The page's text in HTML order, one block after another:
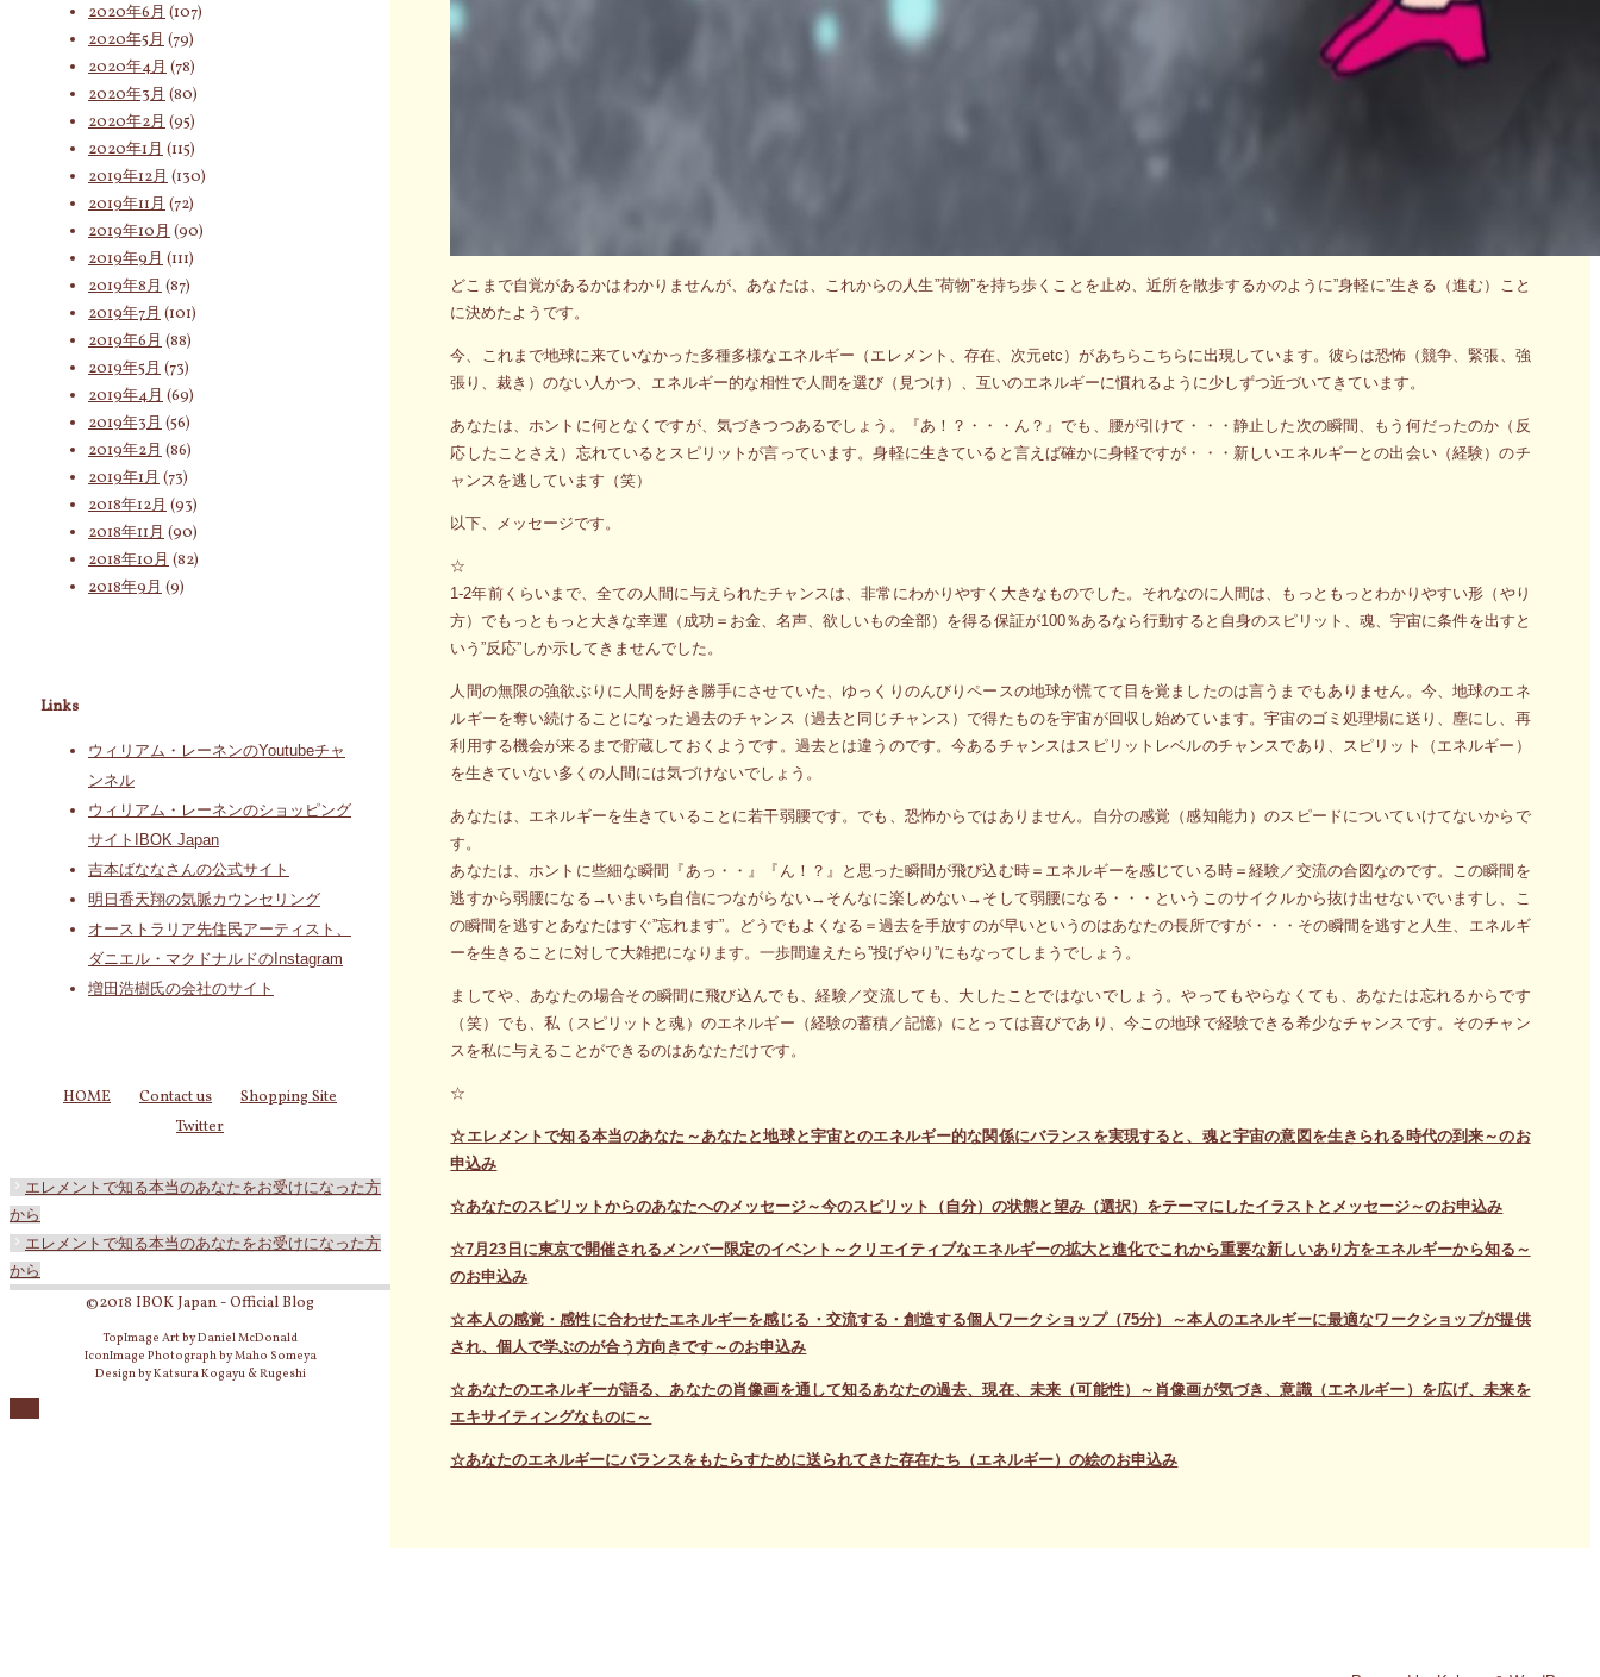
どこまで自覚があるかはわかりませんが、あなたは、これからの人生”荷物”を持ち歩くことを止め、近所を散歩するかのように”身軽に”生きる（進む）こと
に決めたようです。
今、これまで地球に来ていなかった多種多様なエネルギー（エレメント、存在、次元etc）があちらこちらに出現しています。彼らは恐怖（競争、緊張、強
張り、裁き）のない人かつ、エネルギー的な相性で人間を選び（見つけ）、互いのエネルギーに慣れるように少しずつ近づいてきています。
あなたは、ホントに何となくですが、気づきつつあるでしょう。『あ！？・・・ん？』でも、腰が引けて・・・静止した次の瞬間、もう何だったのか（反
応したことさえ）忘れているとスピリットが言っています。身軽に生きていると言えば確かに身軽ですが・・・新しいエネルギーとの出会い（経験）のチ
ャンスを逃しています（笑）
以下、メッセージです。
☆
1-2年前くらいまで、全ての人間に与えられたチャンスは、非常にわかりやすく大きなものでした。それなのに人間は、もっともっとわかりやすい形（やり
方）でもっともっと大きな幸運（成功＝お金、名声、欲しいもの全部）を得る保証が100％あるなら行動すると自身のスピリット、魂、宇宙に条件を出すと
いう”反応”しか示してきませんでした。
人間の無限の強欲ぶりに人間を好き勝手にさせていた、ゆっくりのんびりペースの地球が慌てて目を覚ましたのは言うまでもありません。今、地球のエネ
ルギーを奪い続けることになった過去のチャンス（過去と同じチャンス）で得たものを宇宙が回収し始めています。宇宙のゴミ処理場に送り、塵にし、再
利用する機会が来るまで貯蔵しておくようです。過去とは違うのです。今あるチャンスはスピリットレベルのチャンスであり、スピリット（エネルギー）
を生きていない多くの人間には気づけないでしょう。
あなたは、エネルギーを生きていることに若干弱腰です。でも、恐怖からではありません。自分の感覚（感知能力）のスピードについていけてないからで
す。
あなたは、ホントに些細な瞬間『あっ・・』『ん！？』と思った瞬間が飛び込む時＝エネルギーを感じている時＝経験／交流の合図なのです。この瞬間を
逃すから弱腰になる→いまいち自信につながらない→そんなに楽しめない→そして弱腰になる・・・というこのサイクルから抜け出せないでいますし、こ
の瞬間を逃すとあなたはすぐ”忘れます”。どうでもよくなる＝過去を手放すのが早いというのはあなたの長所ですが・・・その瞬間を逃すと人生、エネルギ
ーを生きることに対して大雑把になります。一歩間違えたら”投げやり”にもなってしまうでしょう。
ましてや、あなたの場合その瞬間に飛び込んでも、経験／交流しても、大したことではないでしょう。やってもやらなくても、あなたは忘れるからです
（笑）でも、私（スピリットと魂）のエネルギー（経験の蓄積／記憶）にとっては喜びであり、今この地球で経験できる希少なチャンスです。そのチャン
スを私に与えることができるのはあなただけです。
☆
☆エレメントで知る本当のあなた～あなたと地球と宇宙とのエネルギー的な関係にバランスを実現すると、魂と宇宙の意図を生きられる時代の到来～のお
申込み
☆あなたのスピリットからのあなたへのメッセージ～今のスピリット（自分）の状態と望み（選択）をテーマにしたイラストとメッセージ～のお申込み
☆7月23日に東京で開催されるメンバー限定のイベント～クリエイティブなエネルギーの拡大と進化でこれから重要な新しいあり方をエネルギーから知る～
のお申込み
☆本人の感覚・感性に合わせたエネルギーを感じる・交流する・創造する個人ワークショップ（75分）～本人のエネルギーに最適なワークショップが提供
され、個人で学ぶのが合う方向きです～のお申込み
☆あなたのエネルギーが語る、あなたの肖像画を通して知るあなたの過去、現在、未来（可能性）～肖像画が気づき、意識（エネルギー）を広げ、未来を
エキサイティングなものに～
☆あなたのエネルギーにバランスをもたらすために送られてきた存在たち（エネルギー）の絵のお申込み
2020年6月 (107)
2020年5月 (79)
2020年4月 (78)
2020年3月 (80)
2020年2月 (95)
2020年1月 (115)
2019年12月 (130)
2019年11月 (72)
2019年10月 (90)
2019年9月 (111)
2019年8月 (87)
2019年7月 (101)
2019年6月 (88)
2019年5月 (73)
2019年4月 (69)
2019年3月 (56)
2019年2月 (86)
2019年1月 (73)
2018年12月 (93)
2018年11月 (90)
2018年10月 (82)
2018年9月 (9)
Links
ウィリアム・レーネンのYoutubeチャ
ンネル
ウィリアム・レーネンのショッピング
サイトIBOK Japan
吉本ばななさんの公式サイト
明日香天翔の気脈カウンセリング
オーストラリア先住民アーティスト、
ダニエル・マクドナルドのInstagram
増田浩樹氏の会社のサイト
HOME Contact us
Shopping Site
Twitter
エレメントで知る本当のあなたをお受けになった方
から
エレメントで知る本当のあなたをお受けになった方
から
©2018 IBOK Japan - Official Blog
TopImage Art by Daniel McDonald
IconImage Photograph by Maho Someya
Design by Katsura Kogayu & Rugeshi